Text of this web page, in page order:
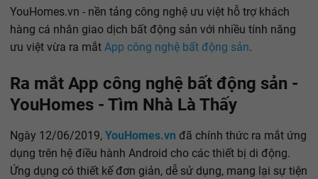
YouHomes.vn - nền tảng công nghệ ưu việt hỗ trợ khách
hàng cá nhân giao dịch bất động sản với nhiều tính năng
ưu việt vừa ra mắt App công nghệ bất động sản.
Ra mắt App công nghệ bất động sản -
YouHomes - Tìm Nhà Là Thấy
Ngày 12/06/2019, YouHomes.vn đã chính thức ra mắt ứng
dụng trên hệ điều hành Android cho các thiết bị di động.
Ứng dụng có thiết kế đơn giản, dễ sử dụng, mang lại sự tiện